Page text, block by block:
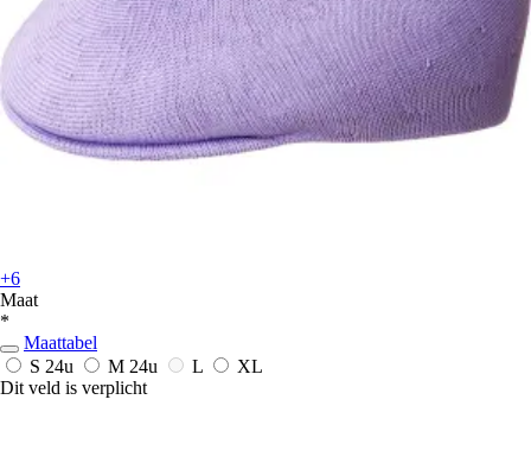
+6
Maat
*
Maattabel
S 24u M 24u L
XL
Dit veld is verplicht